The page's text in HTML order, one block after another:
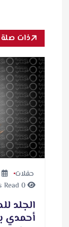
ذات صلة
حفلات
0 minutes Read
الجلد
أحمدي